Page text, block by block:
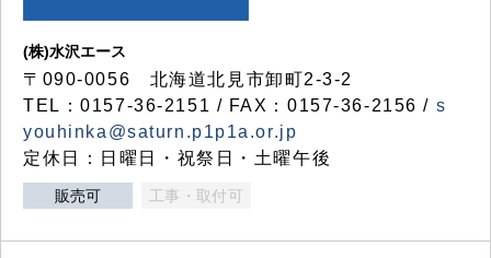
(株)水沢エース
〒090-0056 北海道北見市卸町2-3-2
TEL：0157-36-2151 / FAX：0157-36-2156 / s
youhinka@saturn.p1p1a.or.jp
定休日：日曜日・祝祭日・土曜午後
販売可 工事・取付可